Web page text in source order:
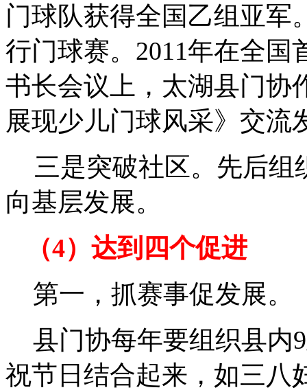
门球队获得全国乙组亚军
行门球赛。2011年在全
书长会议上， 太湖县门协
展现少儿门球风采》交流
三是突破社区。先后
向基层发展。
（4）达到四个促进
第一，抓赛事促发展。
县门协每年要组织县内
祝节日结合起来，如三八